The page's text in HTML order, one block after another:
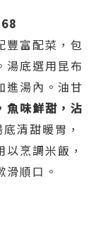
豐富配菜，包
湯底選用昆布
進湯內。油甘
魚味鮮甜，沾
清甜暖胃，
烹調米飯，
順口。